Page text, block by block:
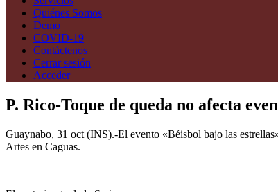
Quiénes Somos
Demo
COVID-19
Contáctenos
Cerrar sesión
Acceder
P. Rico-Toque de queda no afecta
Guaynabo, 31 oct (INS).-El evento «Béisbol bajo las
Artes en Caguas.